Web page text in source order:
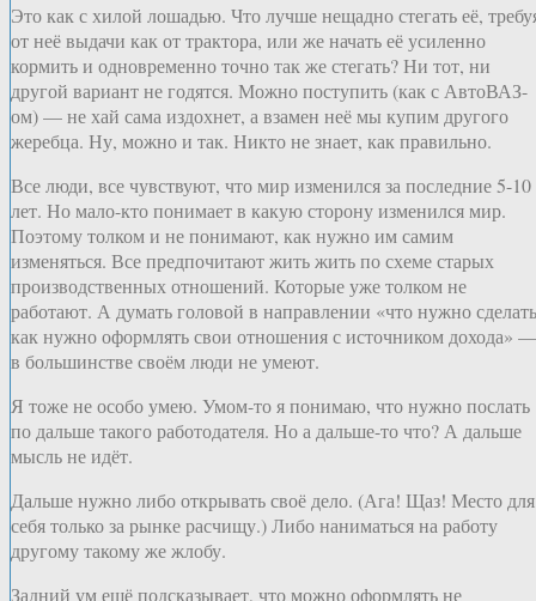
Это как с хилой лошадью. Что лучше нещадно стегать её,
от неё выдачи как от трактора, или же начать её усиленно
кормить и одновременно точно так же стегать? Ни тот, ни
другой вариант не годятся. Можно поступить (как с АвтоВАЗ-
ом) — не хай сама издохнет, а взамен неё мы купим другого
жеребца. Ну, можно и так. Никто не знает, как правильно.
Все люди, все чувствуют, что мир изменился за последние 5-10
лет. Но мало-кто понимает в какую сторону изменился мир.
Поэтому толком и не понимают, как нужно им самим
изменяться. Все предпочитают жить жить по схеме старых
производственных отношений. Которые уже толком не
работают. А думать головой в направлении «что нужно
как нужно оформлять свои отношения с источником дохода» —
в большинстве своём люди не умеют.
Я тоже не особо умею. Умом-то я понимаю, что нужно послать
по дальше такого работодателя. Но а дальше-то что? А дальше
мысль не идёт.
Дальше нужно либо открывать своё дело. (Ага! Щаз! Место для
себя только за рынке расчищу.) Либо наниматься на работу
другому такому же жлобу.
Задний ум ещё подсказывает, что можно оформлять не